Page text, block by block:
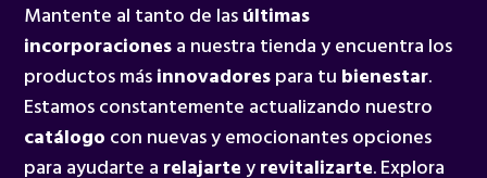
Mantente al tanto de lasúltimas
incorporacionesa nuestra tienda y encuentra los
productos másinnovadorespara tu bienestar.
Estamos constantemente actualizando nuestro
catálogo con nuevas y emocionantes opciones
para ayudarte a relajarteyrevitalizarte. Explora